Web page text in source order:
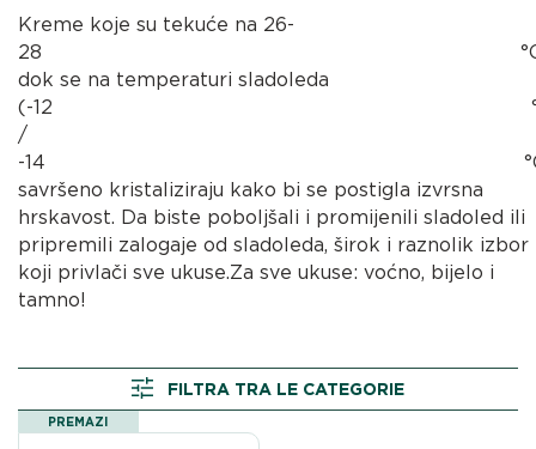
Kreme koje su tekuće na 26-
28
dok se na temperaturi sladoleda
(-12
/
-14
savršeno kristaliziraju kako bi se postigla izvrsna
hrskavost. Da biste poboljšali i promijenili sladoled ili
pripremili zalogaje od sladoleda, širok i raznolik izbor
koji privlači sve ukuse.Za sve ukuse: voćno, bijelo i
tamno!
FILTRA TRA LE CATEGORIE
PREMAZI